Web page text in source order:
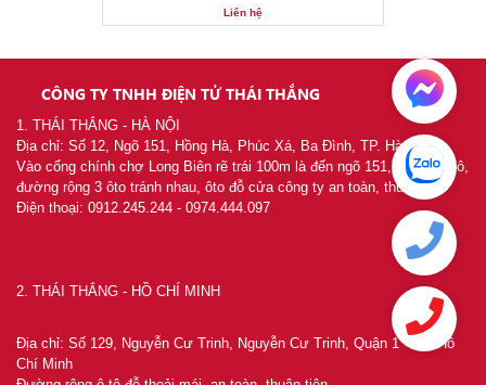
Liên hệ
Đ
èn pin XBalog BL-850X bản dài / ngắn tuỳ chọn
CÔNG TY TNHH ĐIỆN TỬ THÁI THẮNG
1. THÁI THẮNG - HÀ NỘI
Địa chỉ: Số 12, Ngõ 151, Hồng Hà, Phúc Xá, Ba Đình, TP. Hà Nội
Vào cổng chính chợ Long Biên rẽ trái 100m là đến ngõ 151, khu chia lô,
đường rộng 3 ôto tránh nhau, ôto đỗ cửa công ty an toàn, thuận tiện
Điện thoại: 0912.245.244 - 0974.444.097
2. THÁI THẮNG - HỒ CHÍ MINH
Địa chỉ: Số 129, Nguyễn Cư Trinh, Nguyễn Cư Trinh, Quận 1 - TP. Hồ
Chí Minh